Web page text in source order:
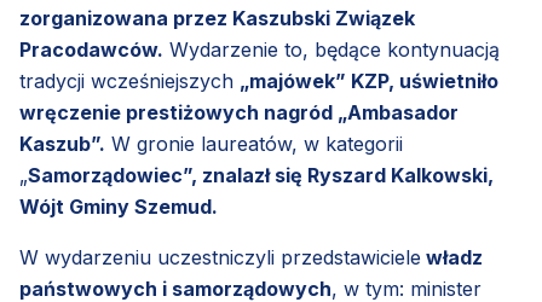
zorganizowana przez Kaszubski Związek
Pracodawców. Wydarzenie to, będące kontynuacją
tradycji wcześniejszych „majówek” KZP, uświetniło
wręczenie prestiżowych nagród „Ambasador
Kaszub”. W gronie laureatów, w kategorii
„Samorządowiec”, znalazł się Ryszard Kalkowski,
Wójt Gminy Szemud.
W wydarzeniu uczestniczyli przedstawiciele władz
państwowych i samorządowych, w tym: minister